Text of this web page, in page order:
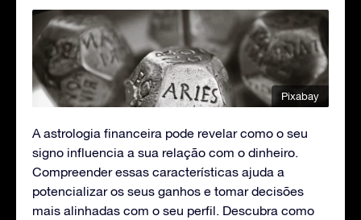
Pixabay
A astrologia financeira pode revelar como o seu
signo influencia a sua relação com o dinheiro.
Compreender essas características ajuda a
potencializar os seus ganhos e tomar decisões
mais alinhadas com o seu perfil. Descubra como